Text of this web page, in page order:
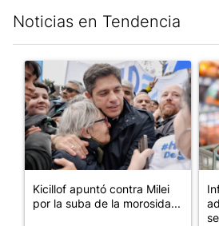
Noticias en Tendencia
Un artículo de tendencia con el
Kicillof apuntó contra Milei
por la suba de la morosida...
Un